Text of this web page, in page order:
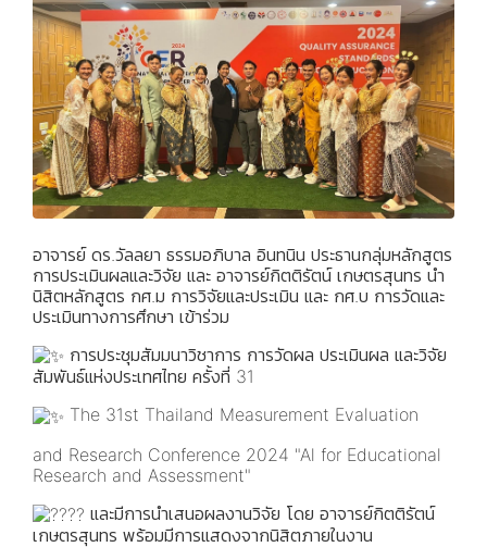
อาจารย์ ดร.วัลลยา ธรรมอภิบาล อินทนิน ประธานกลุ่มหลักสูตร
การประเมินผลและวิจัย และ อาจารย์กิตติรัตน์ เกษตรสุนทร นำ
นิสิตหลักสูตร กศ.ม การวิจัยและประเมิน และ กศ.บ การวัดและ
ประเมินทางการศึกษา เข้าร่วม
การประชุมสัมมนาวิชาการ การวัดผล ประเมินผล และวิจัย
สัมพันธ์แห่งประเทศไทย ครั้งที่ 31
The 31st Thailand Measurement Evaluation
and Research Conference 2024 "Al for Educational
Research and Assessment"
และมีการนำเสนอผลงานวิจัย โดย อาจารย์กิตติรัตน์
เกษตรสุนทร พร้อมมีการแสดงจากนิสิตภายในงาน